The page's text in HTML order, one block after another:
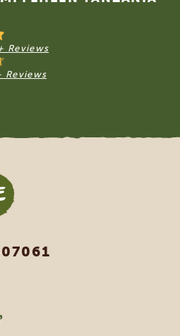
Reviews
Reviews